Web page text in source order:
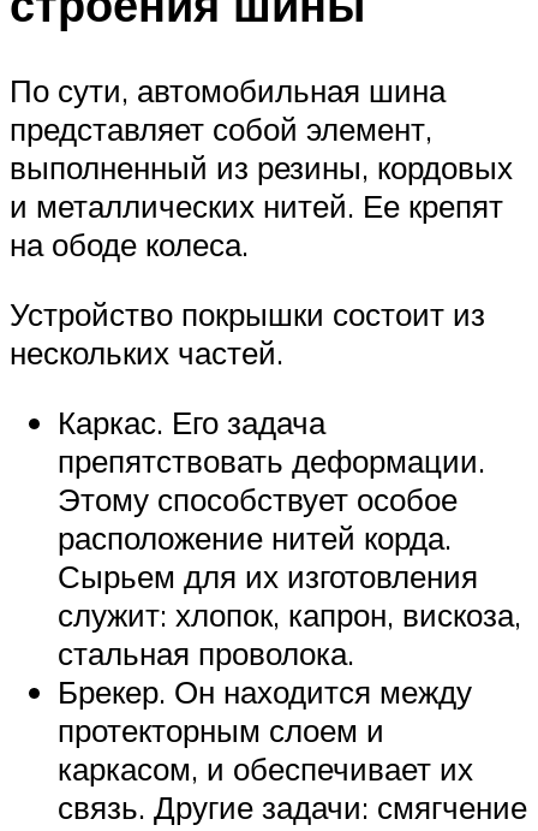
По сути, автомобильная шина
представляет собой элемент,
выполненный из резины, кордовых
и металлических нитей. Ее крепят
на ободе колеса.
Устройство покрышки состоит из
нескольких частей.
Каркас. Его задача
препятствовать деформации.
Этому способствует особое
расположение нитей корда.
Сырьем для их изготовления
служит: хлопок, капрон, вискоза,
стальная проволока.
Брекер. Он находится между
протекторным слоем и
каркасом, и обеспечивает их
связь. Другие задачи: смягчение